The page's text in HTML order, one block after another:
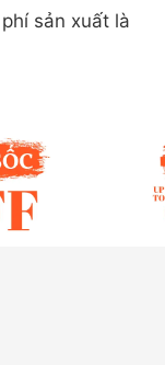
sản xuất là